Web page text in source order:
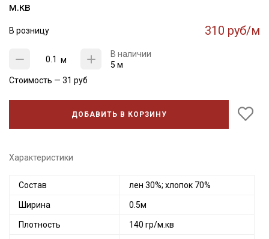
м.кв
В розницу 310 руб/м
м
В наличии
5 м
Стоимость — 31 руб
ДОБАВИТЬ В КОРЗИНУ
Характеристики
Состав лен 30%; хлопок 70%
Ширина 0.5м
Плотность 140 гр/м.кв
Секретная рассылка от Купава